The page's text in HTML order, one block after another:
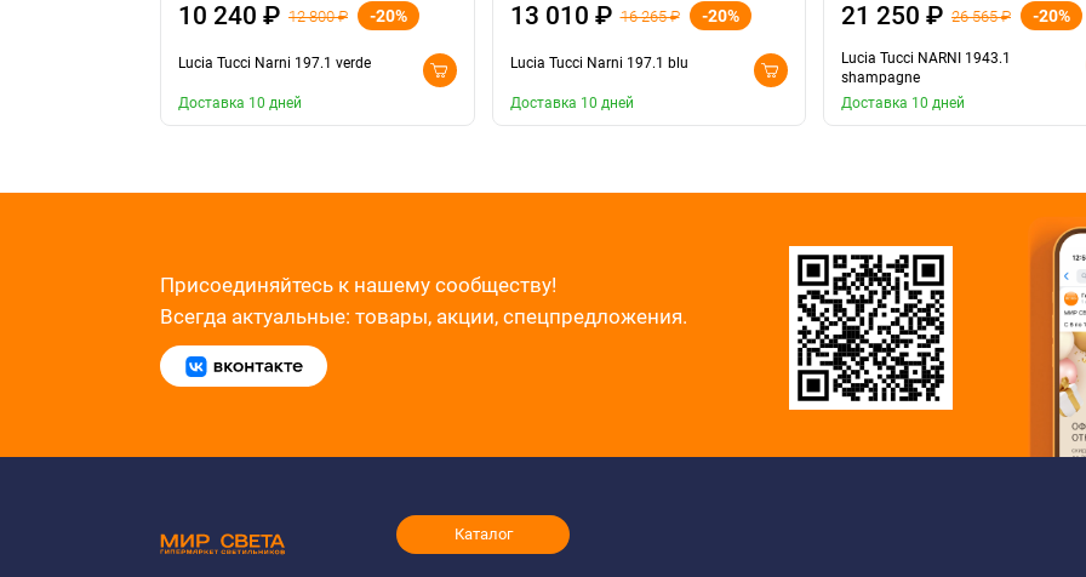
10 240 ₽ 12 800 ₽ -20%
Lucia Tucci Narni 197.1 verde
Доставка 10 дней
13 010 ₽ 16 265 ₽ -20%
Lucia Tucci Narni 197.1 blu
Доставка 10 дней
21 250 ₽ 26 565 ₽ -20%
Lucia Tucci NARNI 1943.1
shampagne
Доставка 10 дней
Присоединяйтесь к нашему сообществу!
Всегда актуальные: товары, акции, спецпредложения.
Каталог